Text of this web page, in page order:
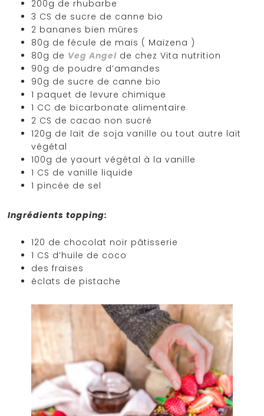
200g de rhubarbe
3 CS de sucre de canne bio
2 bananes bien mûres
80g de fécule de maïs ( Maïzena )
80g de Veg Angel de chez Vita nutrition
90g de poudre d’amandes
90g de sucre de canne bio
1 paquet de levure chimique
1 CC de bicarbonate alimentaire
2 CS de cacao non sucré
120g de lait de soja vanille ou tout autre lait
végétal
100g de yaourt végétal à la vanille
1 CS de vanille liquide
1 pincée de sel
Ingrédients topping:
120 de chocolat noir pâtisserie
1 CS d’huile de coco
des fraises
éclats de pistache